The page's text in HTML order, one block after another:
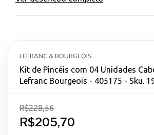
LEFRANC & BOURGEOIS
Kit de Pincéis com 04 Unidades
Lefranc Bourgeois - 405175 - Sku.
R$205,70
R$228,56